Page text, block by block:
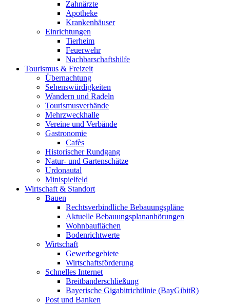
Zahnärzte
Apotheke
Krankenhäuser
Einrichtungen
Tierheim
Feuerwehr
Nachbarschaftshilfe
Tourismus & Freizeit
Übernachtung
Sehenswürdigkeiten
Wandern und Radeln
Tourismusverbände
Mehrzweckhalle
Vereine und Verbände
Gastronomie
Cafès
Historischer Rundgang
Natur- und Gartenschätze
Urdonautal
Minispielfeld
Wirtschaft & Standort
Bauen
Rechtsverbindliche Bebauungspläne
Aktuelle Bebauungsplananhörungen
Wohnbauflächen
Bodenrichtwerte
Wirtschaft
Gewerbegebiete
Wirtschaftsförderung
Schnelles Internet
Breitbanderschließung
Bayerische Gigabitrichtlinie (BayGibitR)
Post und Banken